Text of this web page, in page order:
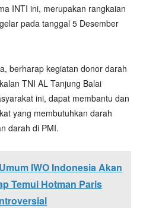
INTI ini, merupakan rangkaian
pada tanggal 5 Desember
berharap kegiatan donor darah
TNI AL Tanjung Balai
ini, dapat membantu dan
yang membutuhkan darah
darah di PMI.
IWO Indonesia Akan
Temui Hotman Paris